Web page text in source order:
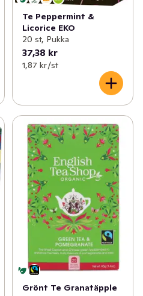
Te Peppermint &
Licorice EKO
20 st, Pukka
37,38 kr
1,87 kr /st
Grönt Te Granatäpple